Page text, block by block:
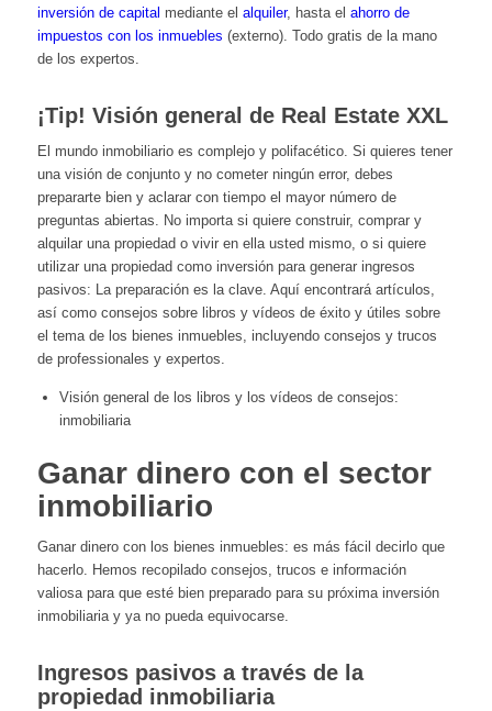
inversión de capital mediante el alquiler, hasta el ahorro de
impuestos con los inmuebles (externo). Todo gratis de la mano
de los expertos.
¡Tip! Visión general de Real Estate XXL
El mundo inmobiliario es complejo y polifacético. Si quieres tener
una visión de conjunto y no cometer ningún error, debes
prepararte bien y aclarar con tiempo el mayor número de
preguntas abiertas. No importa si quiere construir, comprar y
alquilar una propiedad o vivir en ella usted mismo, o si quiere
utilizar una propiedad como inversión para generar ingresos
pasivos: La preparación es la clave. Aquí encontrará artículos,
así como consejos sobre libros y vídeos de éxito y útiles sobre
el tema de los bienes inmuebles, incluyendo consejos y trucos
de professionales y expertos.
Visión general de los libros y los vídeos de consejos:
inmobiliaria
Ganar dinero con el sector
inmobiliario
Ganar dinero con los bienes inmuebles: es más fácil decirlo que
hacerlo. Hemos recopilado consejos, trucos e información
valiosa para que esté bien preparado para su próxima inversión
inmobiliaria y ya no pueda equivocarse.
Ingresos pasivos a través de la
propiedad inmobiliaria